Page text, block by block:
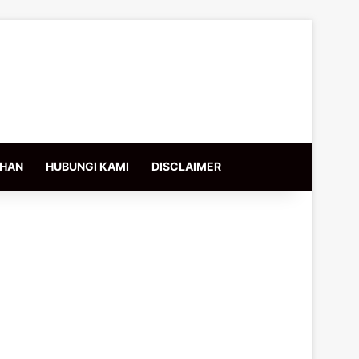
HUBUNGI KAMI DISCLAIMER